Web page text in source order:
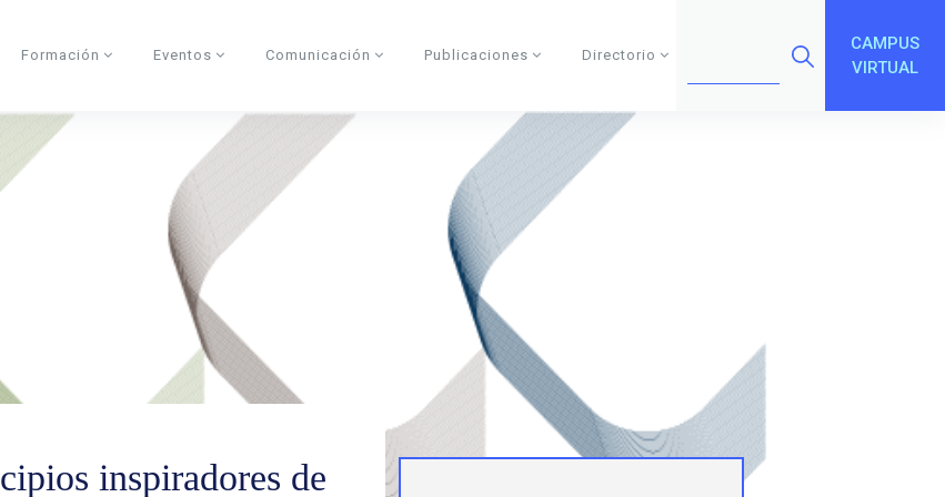
Formación Eventos Comunicación Publicaciones Directorio
CAMPUS
VIRTUAL
inspiradores de